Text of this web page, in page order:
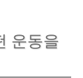
운동을